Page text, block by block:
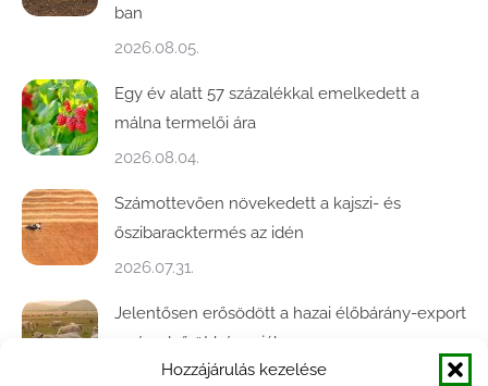
Hozzájárulás kezelése
ban
2026.08.05.
Egy év alatt 57 százalékkal emelkedett a
málna termelői ára
2026.08.04.
Számottevően növekedett a kajszi- és
őszibaracktermés az idén
2026.07.31.
Jelentősen erősödött a hazai élőbárány-export
az év első öt hónapjában
2026.07.28.